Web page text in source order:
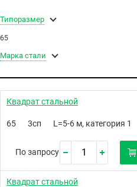
Типоразмер
65
Марка стали
Квадрат стальной
65 3сп L=5-6 м, категория 1
По запросу
Квадрат стальной